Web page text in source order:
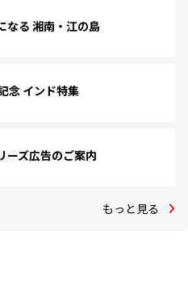
なる 湘南・江の島
念 インド特集
ーズ広告のご案内
もっと見る